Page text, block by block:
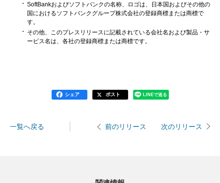
SoftBankおよびソフトバンクの名称、ロゴは、日本国およびその他の
国におけるソフトバンクグループ株式会社の登録商標または商標で
す。
その他、このプレスリリースに記載されている会社名および製品・サ
ービス名は、各社の登録商標または商標です。
シェア ポスト LINEで送る
一覧へ戻る 前のリリース 次のリリース